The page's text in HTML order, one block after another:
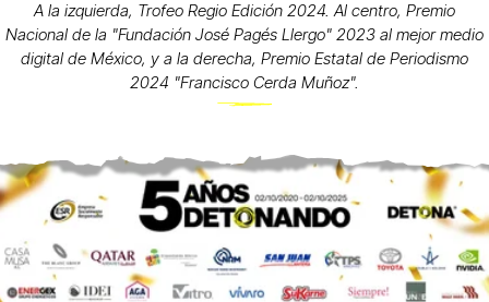
A la izquierda, Trofeo Regio Edición 2024. Al centro, Premio
Nacional de la "Fundación José Pagés Llergo" 2023 al mejor medio
digital de México, y a la derecha, Premio Estatal de Periodismo
2024 "Francisco Cerda Muñoz".